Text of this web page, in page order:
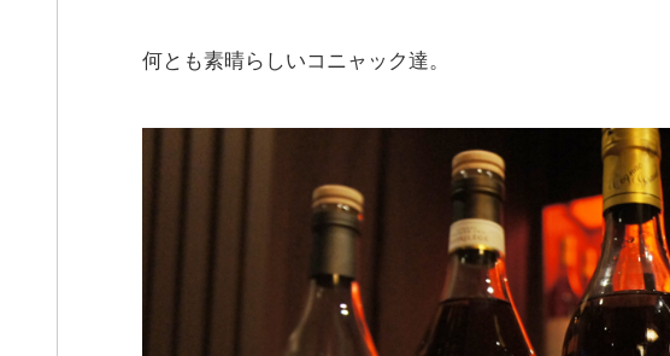
何とも素晴らしいコニャック達。